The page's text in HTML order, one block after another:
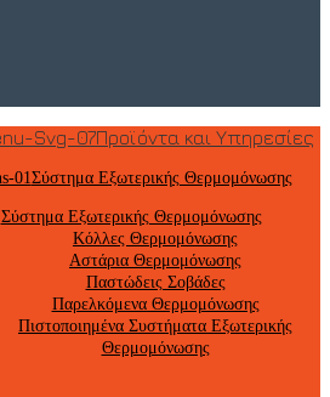
Προϊόντα και Υπηρεσίες
Σύστημα Εξωτερικής Θερμομόνωσης
Σύστημα Εξωτερικής Θερμομόνωσης
Κόλλες Θερμομόνωσης
Αστάρια Θερμομόνωσης
Παστώδεις Σοβάδες
Παρελκόμενα Θερμομόνωσης
Πιστοποιημένα Συστήματα Εξωτερικής
Θερμομόνωσης